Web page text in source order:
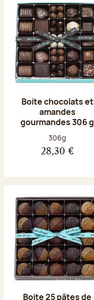
Boite chocolats et
amandes
gourmandes 306 g
Poids net :
306g
28,30 €
Boite 25 pâtes de